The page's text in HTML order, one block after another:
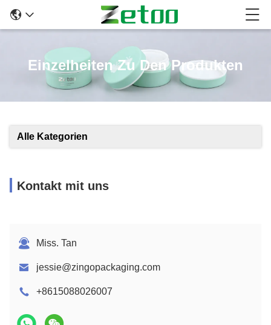
Einzelheiten Zu Den Produkten
Alle Kategorien
Kontakt mit uns
Miss. Tan
jessie@zingopackaging.com
+8615088026007